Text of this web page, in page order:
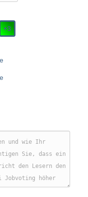
+3